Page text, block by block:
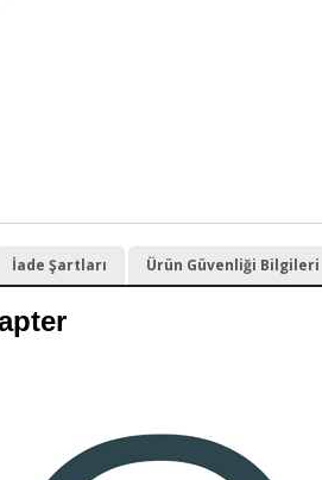
İade Şartları Ürün Güvenliği Bilgileri